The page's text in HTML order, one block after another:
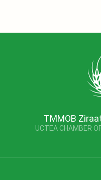
TMMOB
UCTEA CHAMBER